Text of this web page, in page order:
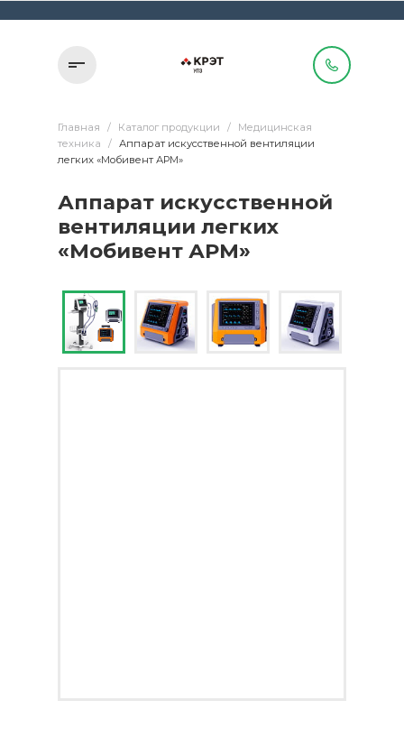
Главная / Каталог продукции /
Медицинская
техника
/ Аппарат искусственной вентиляции
легких «Мобивент АРМ»
Аппарат искусственной
вентиляции легких
«Мобивент АРМ»